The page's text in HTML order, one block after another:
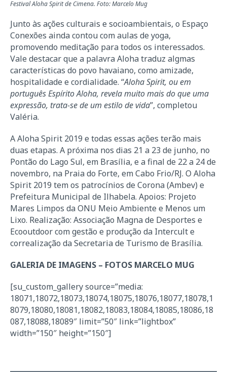
Festival Aloha Spirit de Cimena. Foto: Marcelo Mug
Junto às ações culturais e socioambientais, o Espaço
Conexões ainda contou com aulas de yoga,
promovendo meditação para todos os interessados.
Vale destacar que a palavra Aloha traduz algmas
características do povo havaiano, como amizade,
hospitalidade e cordialidade. “Aloha Spirit, ou em
português Espírito Aloha, revela muito mais do que uma
expressão, trata-se de um estilo de vida”, completou
Valéria.
A Aloha Spirit 2019 e todas essas ações terão mais
duas etapas. A próxima nos dias 21 a 23 de junho, no
Pontão do Lago Sul, em Brasília, e a final de 22 a 24 de
novembro, na Praia do Forte, em Cabo Frio/RJ. O Aloha
Spirit 2019 tem os patrocínios de Corona (Ambev) e
Prefeitura Municipal de Ilhabela. Apoios: Projeto
Mares Limpos da ONU Meio Ambiente e Menos um
Lixo. Realização: Associação Magna de Desportes e
Ecooutdoor com gestão e produção da Intercult e
correalização da Secretaria de Turismo de Brasília.
GALERIA DE IMAGENS – FOTOS MARCELO MUG
[su_custom_gallery source=”media:
18071,18072,18073,18074,18075,18076,18077,18078,1
8079,18080,18081,18082,18083,18084,18085,18086,18
087,18088,18089″ limit=”50″ link=”lightbox”
width=”150″ height=”150″]